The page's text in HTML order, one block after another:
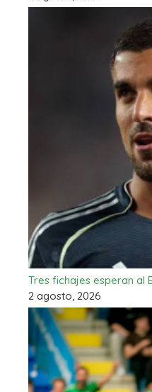
Tres fichajes esperan al
2 agosto, 2026